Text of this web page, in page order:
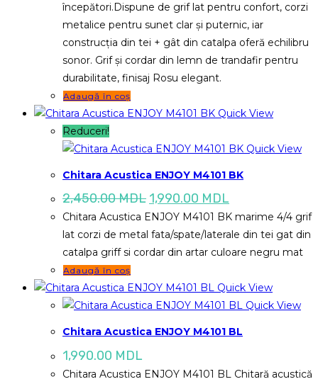
începători.Dispune de grif lat pentru confort, corzi
metalice pentru sunet clar și puternic, iar
construcția din tei + gât din catalpa oferă echilibru
sonor. Grif și cordar din lemn de trandafir pentru
durabilitate, finisaj Rosu elegant.
Adaugă în coș
Quick View
Reduceri!
Quick View
Chitara Acustica ENJOY M4101 BK
2,450.00MDL Prețul
inițial
a
fost:
2,450.00 MDL.
1,990.00 MDL
curent
este:
1,990.00 MDL.
Chitara Acustica ENJOY M4101 BK marime 4/4 grif
lat corzi de metal fata/spate/laterale din tei gat din
catalpa griff si cordar din artar culoare negru mat
Adaugă în coș
Quick View
Quick View
Chitara Acustica ENJOY M4101 BL
1,990.00 MDL
Chitara Acustica ENJOY M4101 BL Chitară acustică